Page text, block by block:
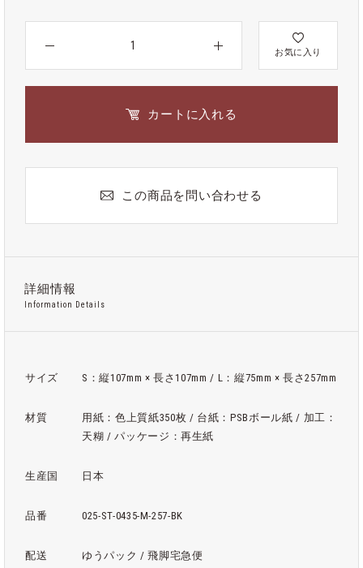
お気に入り
カートに入れる
この商品を問い合わせる
詳細情報
Information Details
サイズ S：縦107mm × 長さ107mm / L：縦75mm × 長さ257mm
材質
用紙：色上質紙350枚 / 台紙：PSBボール紙 / 加工：
天糊 / パッケージ：再生紙
生産国 日本
品番 025-ST-0435-M-257-BK
配送 ゆうパック / 飛脚宅急便